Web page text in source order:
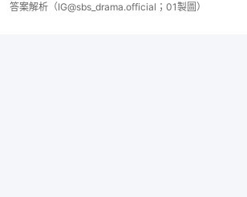
答案解析（IG@sbs_drama.official；01製圖）